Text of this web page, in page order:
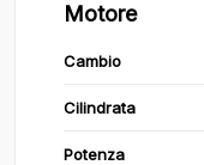
Motore
Cambio
Cilindrata
Potenza